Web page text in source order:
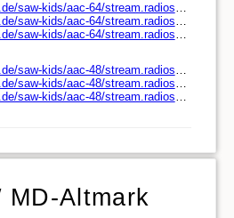
https://stream.radiosaw.de/saw-kids/aac-64/stream.radiosaw.de/
https://stream.radiosaw.de/saw-kids/aac-64/stream.radiosaw.de/play.pls
https://stream.radiosaw.de/saw-kids/aac-64/stream.radiosaw.de/play.m3u
https://stream.radiosaw.de/saw-kids/aac-48/stream.radiosaw.de/
https://stream.radiosaw.de/saw-kids/aac-48/stream.radiosaw.de/play.pls
https://stream.radiosaw.de/saw-kids/aac-48/stream.radiosaw.de/play.m3u
MD-Altmark